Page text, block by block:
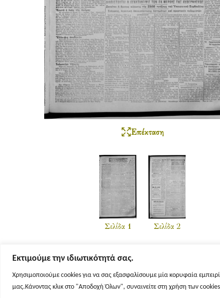
Εκτιμούμε την ιδιωτικότητά σας.
Χρησιμοποιούμε cookies για να σας εξασφαλίσουμε μία κορυφαία
μας.Κάνοντας κλικ στο "Αποδοχή Όλων", συναινείτε στη χρήση των
Επέκταση
Σελίδα 1 Σελίδα 2